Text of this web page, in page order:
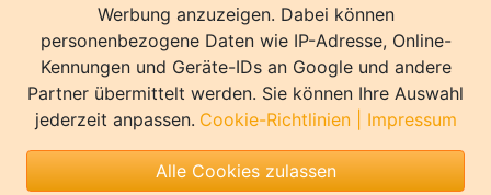
14178 Bewertungen
Copyright Impressum
Werbung anzuzeigen. Dabei können
personenbezogene Daten wie IP-Adresse, Online-
Kennungen und Geräte-IDs an Google und andere
Partner übermittelt werden. Sie können Ihre Auswahl
jederzeit anpassen. Cookie-Richtlinien| Impressum
Alle Cookies zulassen